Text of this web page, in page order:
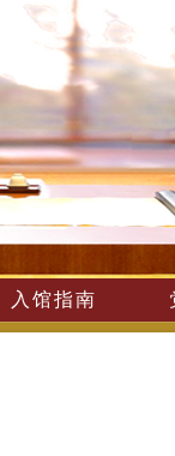
入馆指南